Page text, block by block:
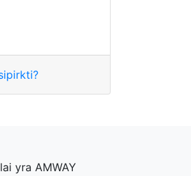
yra AMWAY